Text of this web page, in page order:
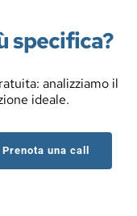
imballaggio e
un
fatture
i
sulla
specifica?
analizziamo il
ideale.
Prenota una call